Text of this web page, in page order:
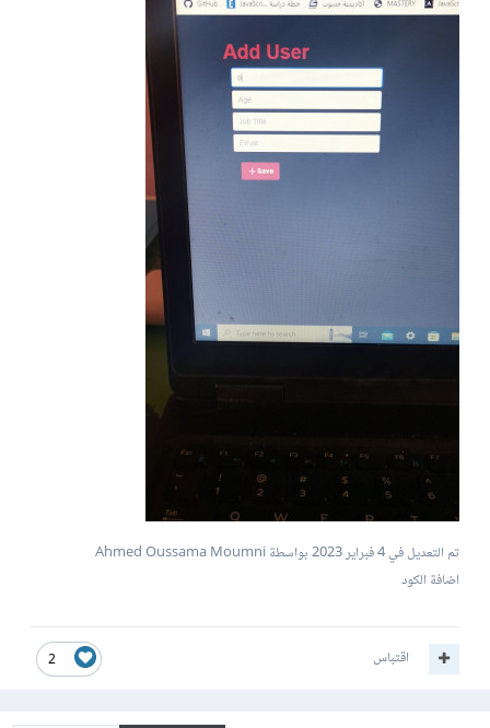
تم التعديل في4 فبراير 2023
بواسطة Ahmed Oussama Moumni
اضافة الكود
2 اقتباس